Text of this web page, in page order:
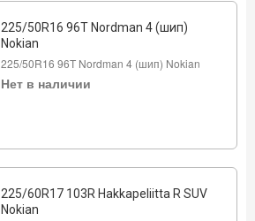
225/50R16 96T Nordman 4 (шип)
Nokian
225/50R16 96T Nordman 4 (шип) Nokian
Нет в наличии
225/60R17 103R Hakkapeliitta R SUV
Nokian